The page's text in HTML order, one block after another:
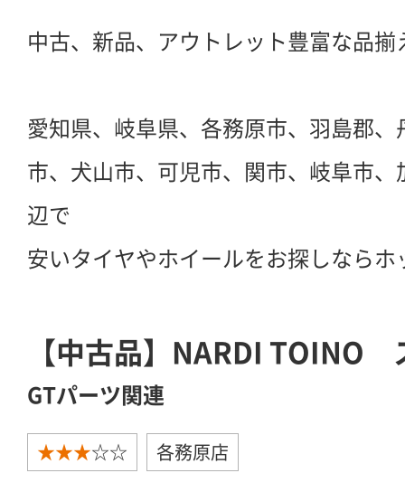
中古、新品、アウトレット豊富な品揃
愛知県、岐阜県、各務原市、羽島郡
市、犬山市、可児市、関市、岐阜市
辺で
安いタイヤやホイールをお探しなら
【中古品】NARDI TOINO
GTパーツ関連
★★★☆☆ 各務原店